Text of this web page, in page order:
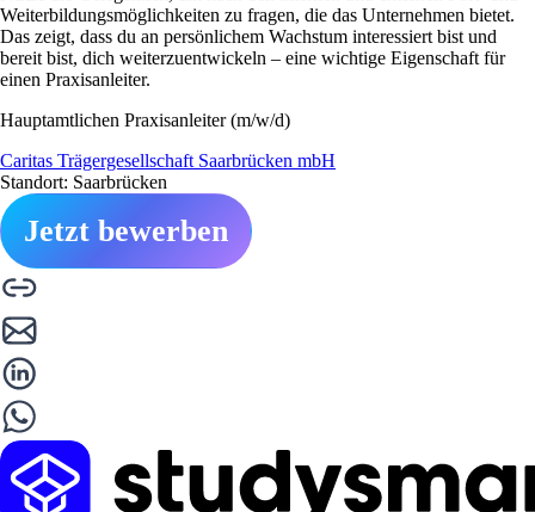
Weiterbildungsmöglichkeiten zu fragen, die das Unternehmen bietet.
Das zeigt, dass du an persönlichem Wachstum interessiert bist und
bereit bist, dich weiterzuentwickeln – eine wichtige Eigenschaft für
einen Praxisanleiter.
Hauptamtlichen Praxisanleiter (m/w/d)
Caritas Trägergesellschaft Saarbrücken mbH
Standort: Saarbrücken
Jetzt bewerben